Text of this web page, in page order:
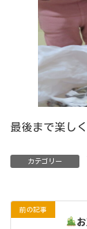
最後まで楽し
カテゴリー
前の記事